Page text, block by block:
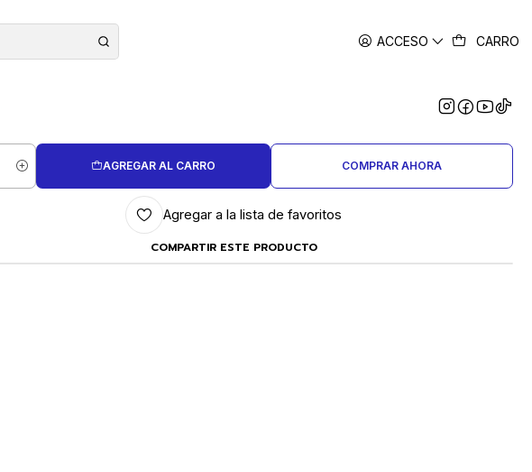
ACCESO CARRO
AGREGAR AL CARRO COMPRAR AHORA
Agregar a la lista de favoritos
COMPARTIR ESTE PRODUCTO